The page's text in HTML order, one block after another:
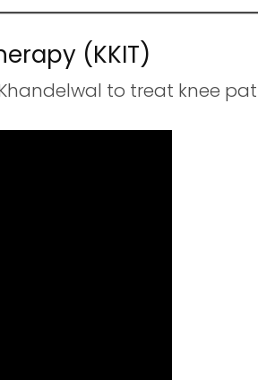
(KKIT)
to treat knee